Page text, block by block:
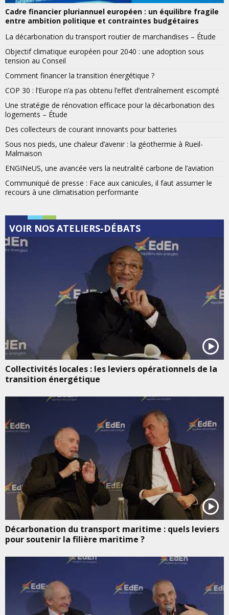
Cadre financier pluriannuel européen : un équilibre fragile
entre ambition politique et contraintes budgétaires
La décarbonation du transport routier de marchandises – Étude
Objectif climatique européen pour 2040 : une adoption sous
tension au Conseil
Comment financer la transition énergétique ?
COP 30 : l’Europe n’a pas obtenu l’effet d’entraînement escompté
Une stratégie de rénovation efficace pour la décarbonation des
logements – Étude
Des collecteurs de courant innovants pour batteries
Sous nos pieds, une chaleur d’avenir : la géothermie à Rueil-
Malmaison
ENGINeUS, une avancée vers la neutralité carbone de l’aviation
Communiqué de presse : Face aux canicules, il faut assumer le
recours à une climatisation performante
VOIR NOS ATELIERS-DÉBATS
Collectivités locales : les leviers opérationnels de la
transition énergétique
Décarbonation du transport maritime : quels leviers
pour soutenir la filière maritime ?